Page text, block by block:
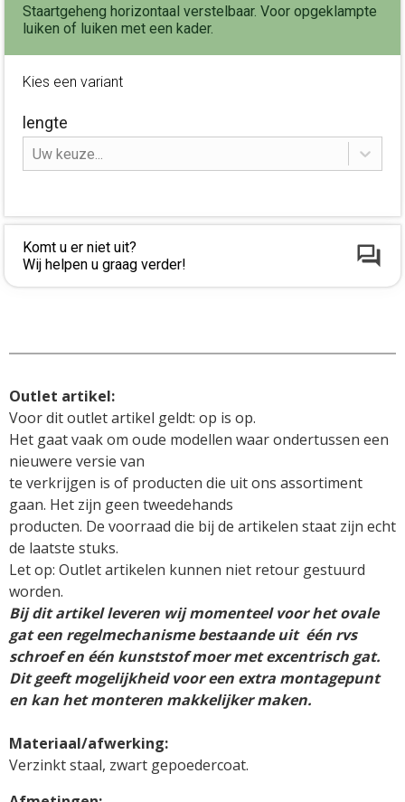
Staartgeheng horizontaal verstelbaar. Voor opgeklampte
luiken of luiken met een kader.
Kies een variant
lengte
Uw keuze...
Komt u er niet uit?
Wij helpen u graag verder!
Voor dit outlet artikel geldt: op is op.
Het gaat vaak om oude modellen waar ondertussen een
nieuwere versie van
te verkrijgen is of producten die uit ons assortiment
gaan. Het zijn geen tweedehands
producten. De voorraad die bij de artikelen staat zijn echt
de laatste stuks.
Let op: Outlet artikelen kunnen niet retour gestuurd
Bij dit artikel leveren wij momenteel voor het ovale
gat een regelmechanisme bestaande uit  één rvs
schroef en één kunststof moer met excentrisch gat.
Dit geeft mogelijkheid voor een extra montagepunt
Materiaal/afwerking:
Verzinkt staal, zwart gepoedercoat.